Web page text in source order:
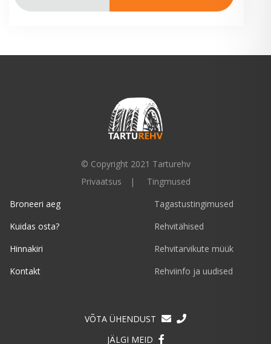
© Copyright 2021 Tarturehv
Privaatsus
Tingmused
Broneeri aeg
Kuidas osta?
Hinnakiri
Kontakt
Tagastustingimused
Rehvitähised
Rehvitarvikute müük
Rehviinfo ja uudised
VÕTA ÜHENDUST
JÄLGI MEID